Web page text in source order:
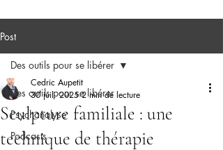
Post
Des outils pour se libérer
Psychanalyse
Podcasts
Des outils pour se libérer
Sculpture familiale : une
technique de thérapie
Cedric Aupetit
30 juil. 2025 2 min de lecture